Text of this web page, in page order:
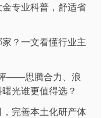
专业科普，舒适省
？一文看懂行业主
——思腾合力、浪
光谁更值得选？
完善本土化研产体